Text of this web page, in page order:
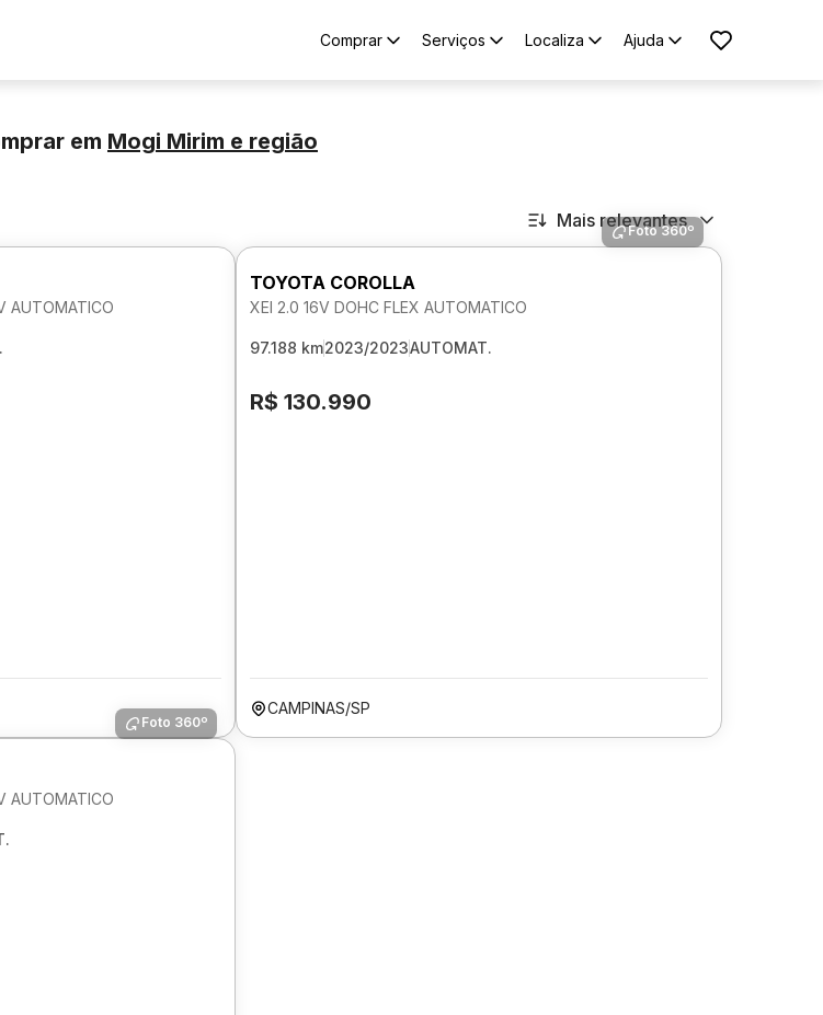
Comprar Serviços Localiza Ajuda
em Mogi Mirim e região
Mais relevantes
AUTOMATICO
Foto 360º
TOYOTA COROLLA
XEI 2.0 16V DOHC FLEX AUTOMATICO
97.188 km2023/2023AUTOMAT.
R$ 130.990
CAMPINAS/SP
Foto 360º
AUTOMATICO